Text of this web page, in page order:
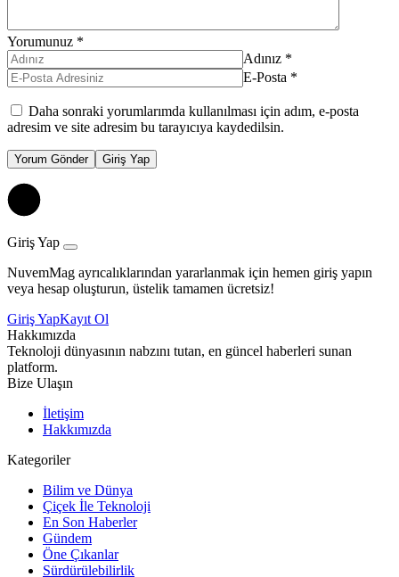
Yorumunuz *
Adınız *
E-Posta *
Daha sonraki yorumlarımda kullanılması için adım, e-posta
adresim ve site adresim bu tarayıcıya kaydedilsin.
Yorum Gönder Giriş Yap
Giriş Yap
NuvemMag ayrıcalıklarından yararlanmak için hemen giriş yapın
veya hesap oluşturun, üstelik tamamen ücretsiz!
Giriş YapKayıt Ol
Hakkımızda
Teknoloji dünyasının nabzını tutan, en güncel haberleri sunan
platform.
Bize Ulaşın
İletişim
Hakkımızda
Kategoriler
Bilim ve Dünya
Çiçek İle Teknoloji
En Son Haberler
Gündem
Öne Çıkanlar
Sürdürülebilirlik